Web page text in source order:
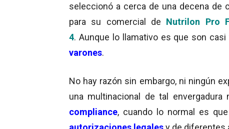
seleccionó a cerca de una decena de
para su comercial de Nutrilon Pro
4. Aunque lo llamativo es que son casi
varones.
No hay razón sin embargo, ni ningún
una multinacional de tal
compliance, cuando lo normal es